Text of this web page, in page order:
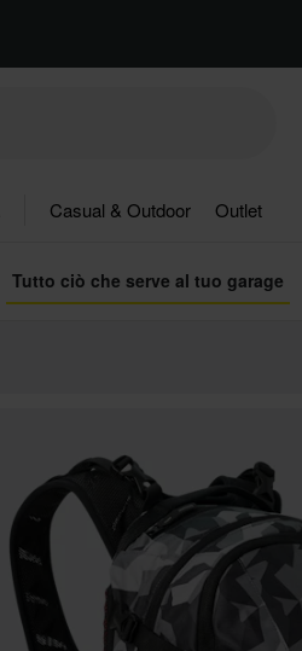
Casual & Outdoor Outlet
Tutto ciò che serve al tuo garage